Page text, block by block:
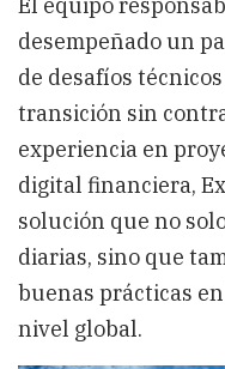
desempeñado un
de desafíos
transición sin
experiencia en
digital financiera,
solución que no
diarias, sino que
buenas prácticas
nivel global.